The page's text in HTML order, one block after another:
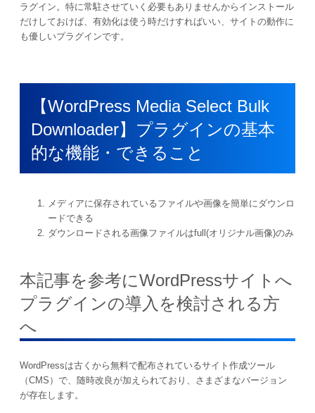
ラグイン。特に常駐させていく必要もありませんからインストール
だけしておけば、有効化は使う時だけすればいい、サイトの動作に
も優しいプラグインです。
【WordPress Media Select Bulk
Downloader】プラグインの基本
的な機能・できること
メディアに保存されているファイルや画像を簡単にダウンロ
ードできる
ダウンロードされる画像ファイルはfull(オリジナル画像)のみ
本記事を参考にWordPressサイトへ
プラグインの導入を検討される方
へ
WordPressは古くから無料で配布されているサイト作成ツール
（CMS）で、随時改良が加えられており、さまざまなバージョン
が存在します。